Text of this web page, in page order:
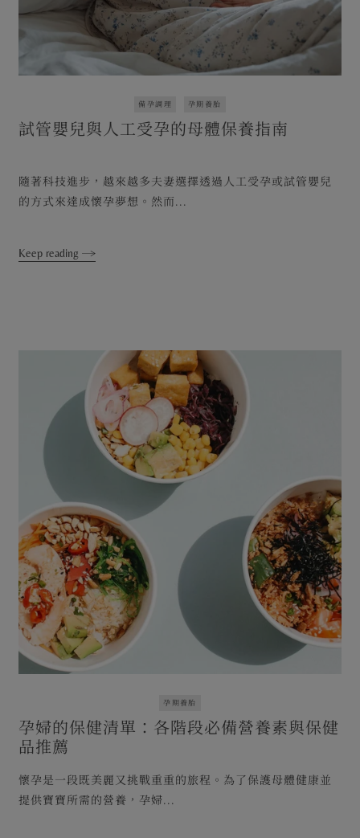
備孕調理 孕期養胎
試管嬰兒與人工受孕的母體保養指南
隨著科技進步，越來越多夫妻選擇透過人工受孕或試管嬰兒
的方式來達成懷孕夢想。然而...
Keep reading
孕期養胎
孕婦的保健清單：各階段必備營養素與保健
品推薦
懷孕是一段既美麗又挑戰重重的旅程。為了保護母體健康並
提供寶寶所需的營養，孕婦...